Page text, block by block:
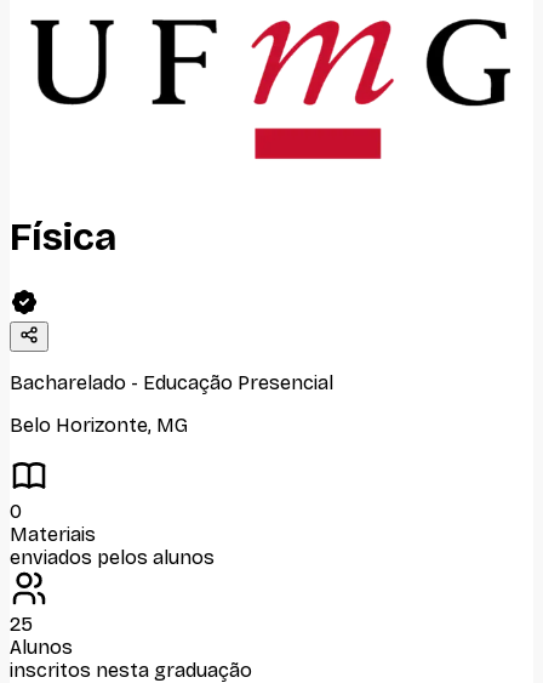
Física
Bacharelado - Educação Presencial
Belo Horizonte, MG
0
Materiais
enviados pelos alunos
25
Alunos
inscritos nesta graduação